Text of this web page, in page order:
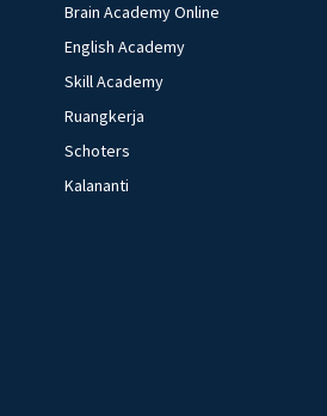
Brain Academy Online
English Academy
Skill Academy
Ruangkerja
Schoters
Kalananti